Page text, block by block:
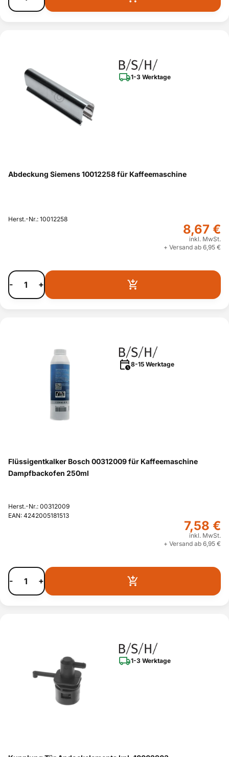
1-3 Werktage
Abdeckung Siemens 10012258 für Kaffeemaschine
Herst.-Nr.: 10012258
8,67 €
inkl. MwSt.
+ Versand ab 6,95 €
- +
8-15 Werktage
Flüssigentkalker Bosch 00312009 für Kaffeemaschine
Dampfbackofen 250ml
Herst.-Nr.: 00312009
EAN: 4242005181513
7,58 €
inkl. MwSt.
+ Versand ab 6,95 €
- +
1-3 Werktage